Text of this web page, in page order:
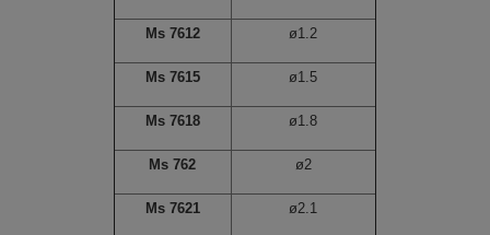
Ms 7612 ø1.2
Ms 7615 ø1.5
Ms 7618 ø1.8
Ms 762 ø2
Ms 7621 ø2.1